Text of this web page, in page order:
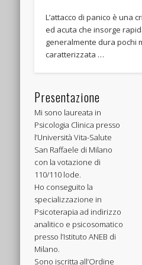
L’attacco di panico è una
ed acuta che insorge
generalmente dura pochi
caratterizzata …
Presentazione
Mi sono laureata in
Psicologia Clinica presso
l’Università Vita-Salute
San Raffaele di Milano
con la votazione di
110/110 lode.
Ho conseguito la
specializzazione in
Psicoterapia ad indirizzo
analitico e psicosomatico
presso l’Istituto ANEB di
Milano.
Sono iscritta all’Ordine